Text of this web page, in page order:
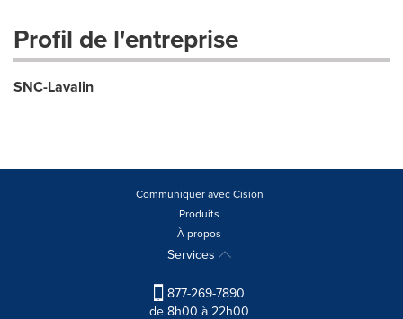
Profil de l'entreprise
SNC-Lavalin
Communiquer avec Cision
Produits
À propos
Services
877-269-7890
de 8h00 à 22h00